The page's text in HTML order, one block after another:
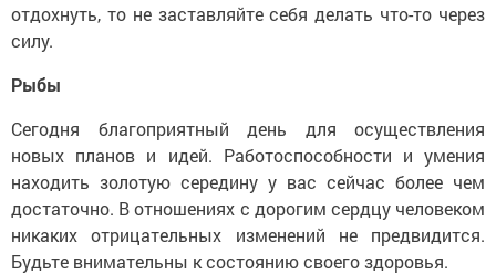
отдохнуть, то не заставляйте себя делать что-то через
силу.
Рыбы
Сегодня благоприятный день для осуществления
новых планов и идей. Работоспособности и умения
находить золотую середину у вас сейчас более чем
достаточно. В отношениях с дорогим сердцу человеком
никаких отрицательных изменений не предвидится.
Будьте внимательны к состоянию своего здоровья.